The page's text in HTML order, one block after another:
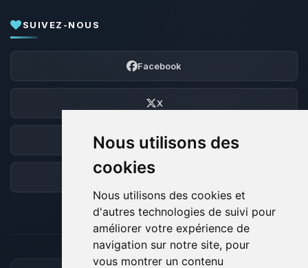
Nous utilisons des
cookies
Nous utilisons des cookies et
d'autres technologies de suivi pour
améliorer votre expérience de
navigation sur notre site, pour
vous montrer un contenu
SUIVEZ-NOUS
Facebook
X
Discord
Forum